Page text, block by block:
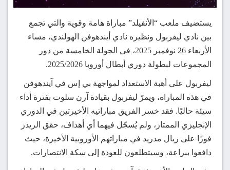
يستضيف ملعب “الأنفيلد” مباراة هامة وقوية والتي تجمع
بين نادي ليفربول ونظيره نادي أيندهوفن الهولندي، مساء
الأربعاء 26 نوفمبر 2025، في الجولة الخامسة من دور
المجموعات لبطولة دوري أبطال أوروبا 2025/2026.
ليفربول على أهبة الاستعداد لمواجهة بي إس في آيندهوفن
في هذه المباراة، ويمرّ ليفربول بقيادة آرن سلوت بفترة أداء
سيئة حاليًا. فقد خسر الفريق مباراتيه الأخيرتين في الدوري
الإنجليزي الممتاز، ولم يُسجّل فيهما أي أهداف، حقق الريدز
فوزًا على ريال مدريد في مباراتهم الأوروبية الأخيرة، حيث
دافعوا ببراعة، وسيتطلعون للعودة إلى سكة الانتصارات.